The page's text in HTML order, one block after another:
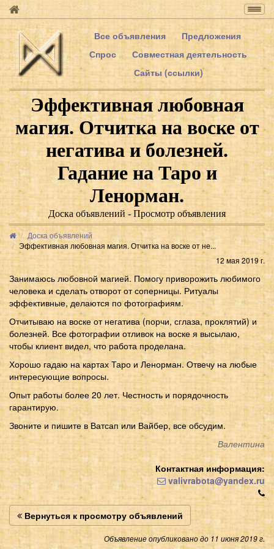
Все объявления
Предложения
Спрос
Совместная деятельность
Сайты (ссылки)
Эффективная любовная
магия. Отчитка на воске от
негатива и болезней.
Гадание на Таро и
Ленорман.
Доска объявлений - Просмотр объявления
Доска объявлений
Эффективная любовная магия. Отчитка на воске от не...
12 мая 2019 г.
Занимаюсь любовной магией. Помогу приворожить любимого
человека и сделать отворот от соперницы. Ритуалы
эффективные, делаются по фотографиям.
Отчитываю на воске от негатива (порчи, сглаза, проклятий) и
болезней. Все фотографии отливок на воске я высылаю,
чтобы клиент видел, что работа проделана.
Хорошо гадаю на картах Таро и Ленорман. Отвечу на любые
интересующие вопросы.
Опыт работы более 20 лет. Честность и порядочность
гарантирую.
Звоните и пишите в Ватсап или Вайбер, все обсудим.
Валентина
Контактная информация:
valivrabota@yandex.ru
Вернуться к просмотру объявлений
Объявление опубликовано до 11 июня 2019 г.